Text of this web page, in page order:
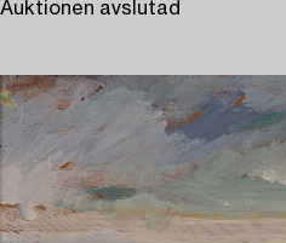
Auktionen avslutad